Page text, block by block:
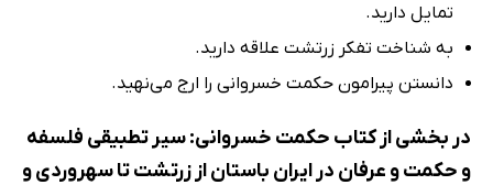
تمایل دارید.
به شناخت تفکر زرتشت علاقه دارید.
دانستن پیرامون حکمت خسروانی را ارج می‌نهید.
در بخشی از کتاب حکمت خسروانی: سیر تطبیقی فلسفه
و حکمت و عرفان در ایران باستان از زرتشت تا سهروردی و